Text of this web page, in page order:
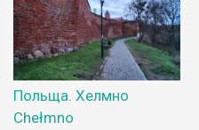
Польща. Хелмно
Chełmno